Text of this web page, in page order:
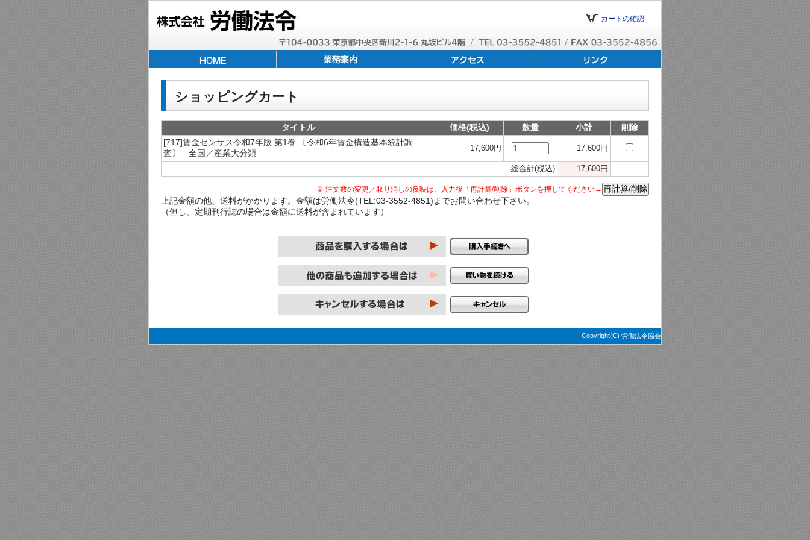
カートの確認
ショッピングカート
タイトル 価格(税込) 数量 小計
削除
[717]賃金センサス令和7年版 第1巻 〔令和6年賃金構造基本統計調
査〕 全国／産業大分類
17,600円 17,600円
総合計(税込) 17,600円
※ 注文数の変更／取り消しの反映は、入力後「再計算/削除」ボタンを押してください→
上記金額の他、送料がかかります。金額は労働法令(TEL:03-3552-4851)までお問い合わせ下さい。
（但し、定期刊行誌の場合は金額に送料が含まれています）
Copyright(C) 労働法令協会